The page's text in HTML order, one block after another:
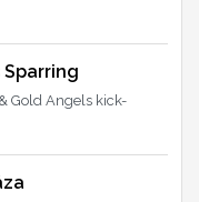
Sparring
Gold Angels kick-